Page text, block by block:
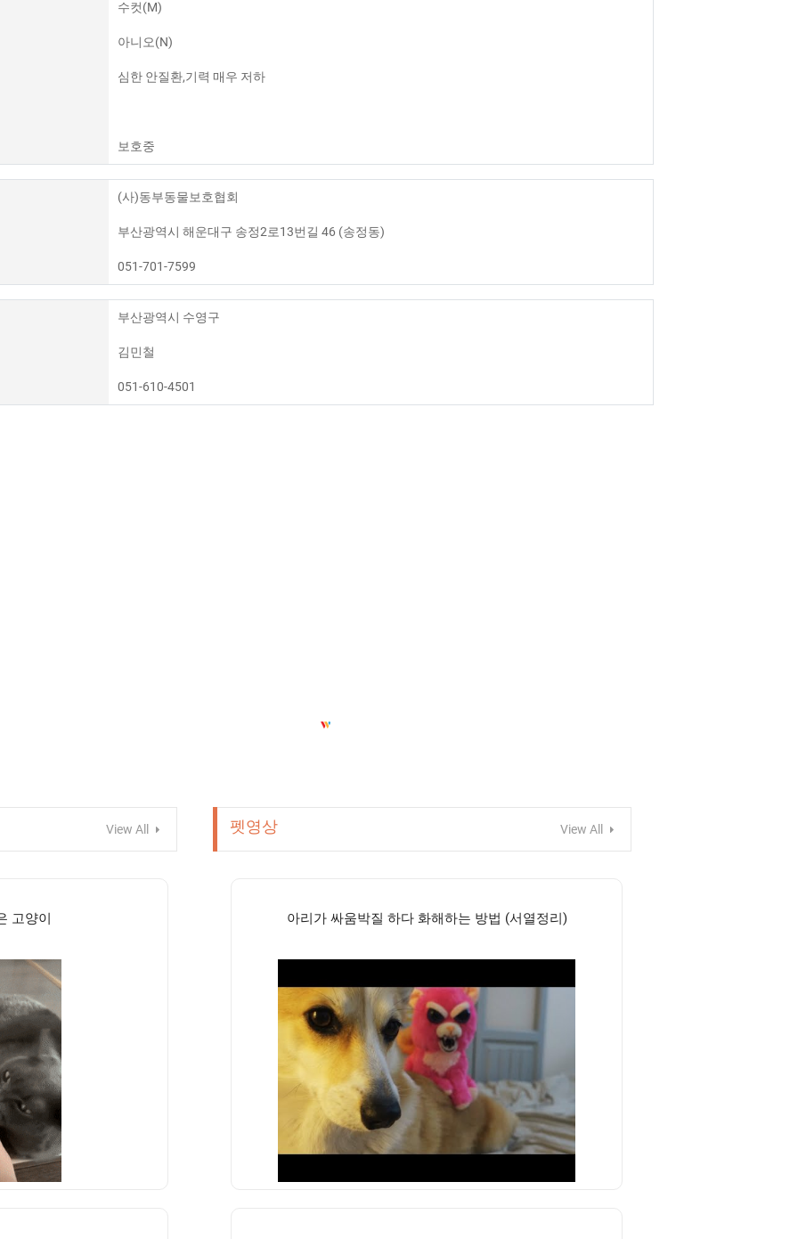
수컷(M)
아니오(N)
심한 안질환,기력 매우 저하
보호중
(사)동부동물보호협회
부산광역시 해운대구 송정2로13번길 46 (송정동)
051-701-7599
부산광역시 수영구
김민철
051-610-4501
View All
고양이
펫영상 View All
아리가 싸움박질 하다 화해하는 방법 (서열정리)